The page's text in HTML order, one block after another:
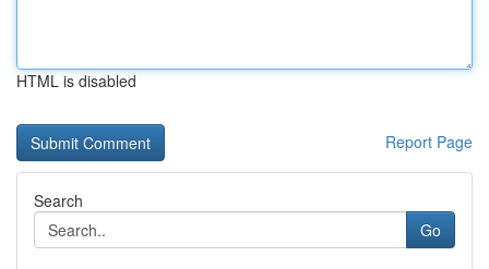
HTML is disabled
Report Page
Search
Go